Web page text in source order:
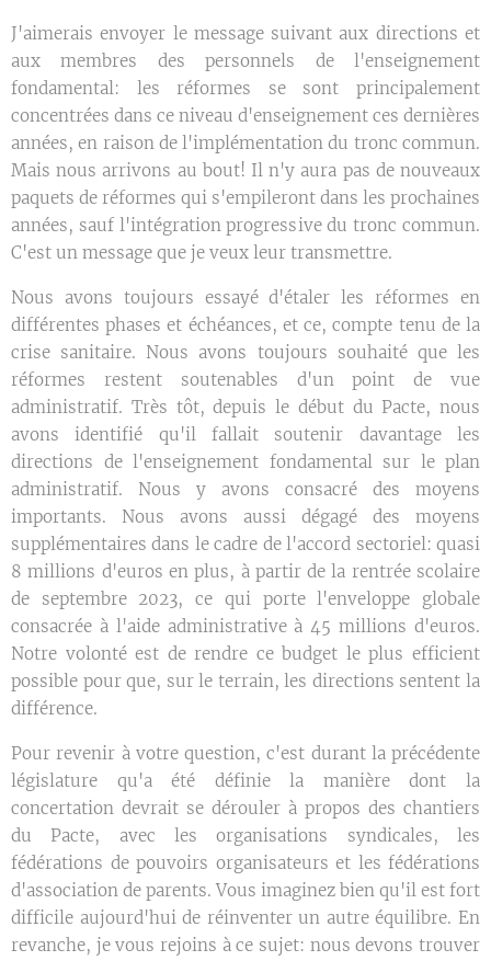
J'aimerais envoyer le message suivant aux directions et
aux membres des personnels de l'enseignement
fondamental: les réformes se sont principalement
concentrées dans ce niveau d'enseignement ces dernières
années, en raison de l'implémentation du tronc commun.
Mais nous arrivons au bout! Il n'y aura pas de nouveaux
paquets de réformes qui s'empileront dans les prochaines
années, sauf l'intégration progressive du tronc commun.
C'est un message que je veux leur transmettre.
Nous avons toujours essayé d'étaler les réformes en
différentes phases et échéances, et ce, compte tenu de la
crise sanitaire. Nous avons toujours souhaité que les
réformes restent soutenables d'un point de vue
administratif. Très tôt, depuis le début du Pacte, nous
avons identifié qu'il fallait soutenir davantage les
directions de l'enseignement fondamental sur le plan
administratif. Nous y avons consacré des moyens
importants. Nous avons aussi dégagé des moyens
supplémentaires dans le cadre de l'accord sectoriel: quasi
8 millions d'euros en plus, à partir de la rentrée scolaire
de septembre 2023, ce qui porte l'enveloppe globale
consacrée à l'aide administrative à 45 millions d'euros.
Notre volonté est de rendre ce budget le plus efficient
possible pour que, sur le terrain, les directions sentent la
différence.
Pour revenir à votre question, c'est durant la précédente
législature qu'a été définie la manière dont la
concertation devrait se dérouler à propos des chantiers
du Pacte, avec les organisations syndicales, les
fédérations de pouvoirs organisateurs et les fédérations
d'association de parents. Vous imaginez bien qu'il est fort
difficile aujourd'hui de réinventer un autre équilibre. En
revanche, je vous rejoins à ce sujet: nous devons trouver